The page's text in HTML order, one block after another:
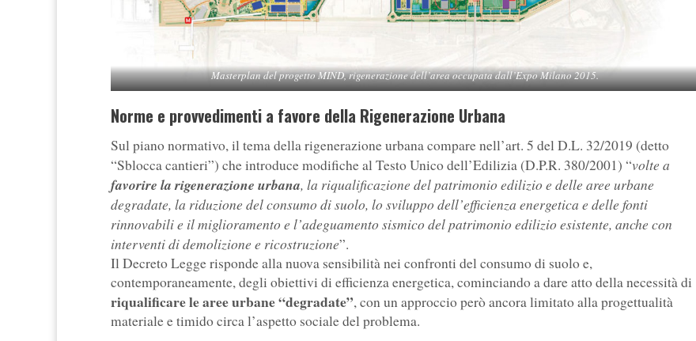
Masterplan del progetto MIND, rigenerazione dell’area occupata dall’Expo Milano 2015.
Norme e provvedimenti a favore della Rigenerazione Urbana
Sul piano normativo, il tema della rigenerazione urbana compare nell’art. 5 del D.L. 32/2019 (detto
“Sblocca cantieri”) che introduce modifiche al Testo Unico dell’Edilizia (D.P.R. 380/2001) “volte a
favorire la rigenerazione urbana, la riqualificazione del patrimonio edilizio e delle aree urbane
degradate, la riduzione del consumo di suolo, lo sviluppo dell’efficienza energetica e delle fonti
rinnovabili e il miglioramento e l’adeguamento sismico del patrimonio edilizio esistente, anche con
interventi di demolizione e ricostruzione”.
Il Decreto Legge risponde alla nuova sensibilità nei confronti del consumo di suolo e,
contemporaneamente, degli obiettivi di efficienza energetica, cominciando a dare atto della necessità di
riqualificare le aree urbane “degradate”, con un approccio però ancora limitato alla progettualità
materiale e timido circa l’aspetto sociale del problema.